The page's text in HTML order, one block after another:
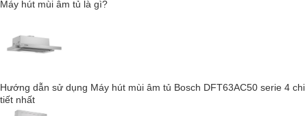
Máy hút mùi âm tủ là gì?
Hướng dẫn sử dụng Máy hút mùi âm tủ Bosch DFT63AC50 serie 4 chi
tiết nhất